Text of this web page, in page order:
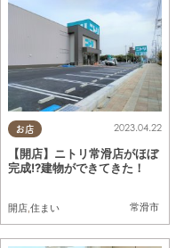
東浦町
お店
常滑市
2023.04.22
【開店】ニトリ常滑店がほぼ
完成!?建物ができてきた！
開店,住まい